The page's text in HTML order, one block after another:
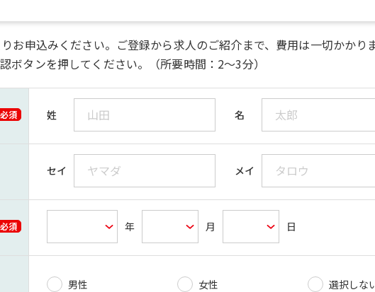
お申込みください。ご登録から求人のご紹介まで、費用は一切かかり
ボタンを押してください。（所要時間：2～3分）
必須 姓 名
セイ メイ
必須 年 月 日
男性 女性 選択しな